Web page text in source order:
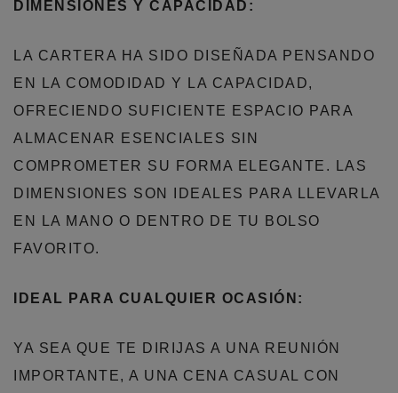
DIMENSIONES Y CAPACIDAD:
LA CARTERA HA SIDO DISEÑADA PENSANDO
EN LA COMODIDAD Y LA CAPACIDAD,
OFRECIENDO SUFICIENTE ESPACIO PARA
ALMACENAR ESENCIALES SIN
COMPROMETER SU FORMA ELEGANTE. LAS
DIMENSIONES SON IDEALES PARA LLEVARLA
EN LA MANO O DENTRO DE TU BOLSO
FAVORITO.
IDEAL PARA CUALQUIER OCASIÓN:
YA SEA QUE TE DIRIJAS A UNA REUNIÓN
IMPORTANTE, A UNA CENA CASUAL CON